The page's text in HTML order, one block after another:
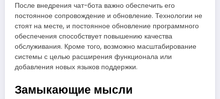
После внедрения чат-бота важно обеспечить его
постоянное сопровождение и обновление. Технологии не
стоят на месте, и постоянное обновление программного
обеспечения способствует повышению качества
обслуживания. Кроме того, возможно масштабирование
системы с целью расширения функционала или
добавления новых языков поддержки.
Замыкающие мысли